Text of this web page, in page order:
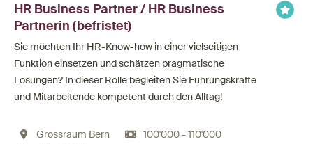
HR Business Partner / HR Business
Partnerin (befristet)
Sie möchten Ihr HR-Know-how in einer vielseitigen
Funktion einsetzen und schätzen pragmatische
Lösungen? In dieser Rolle begleiten Sie Führungskräfte
und Mitarbeitende kompetent durch den Alltag!
Grossraum Bern
100'000 - 110'000